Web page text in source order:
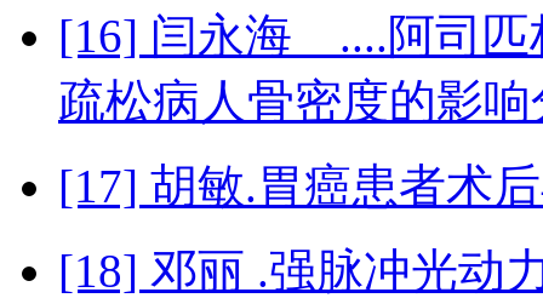
[16] 闫永海 ....阿司匹
疏松病人骨密度的影响
[17] 胡敏.胃癌患者术
[18] 邓丽 .强脉冲光动